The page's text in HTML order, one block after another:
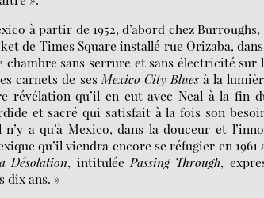
à partir de 1952, d’abord chez
de Times Square installé rue Orizaba,
chambre sans serrure et sans électricité
carnets de ses Mexico City Bluesà la
révélation qu’il en eut avec Neal à la fin
et sacré qui satisfait à la fois son
a qu’à Mexico, dans la douceur et
qu’il viendra encore se réfugier en
Désolation, intitulée Passing Through,
dix ans. »